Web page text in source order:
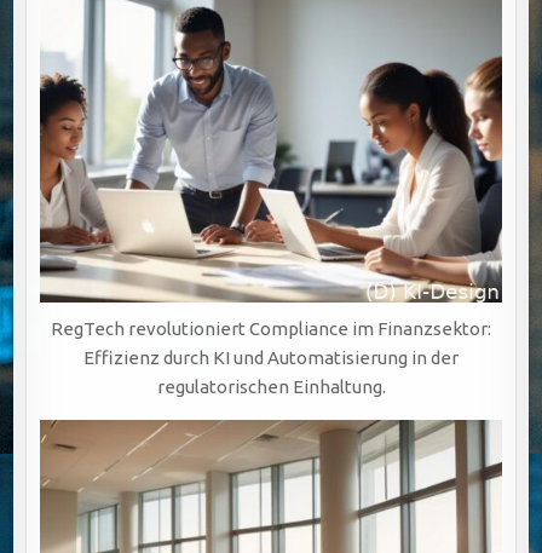
RegTech revolutioniert Compliance im Finanzsektor:
Effizienz durch KI und Automatisierung in der
regulatorischen Einhaltung.